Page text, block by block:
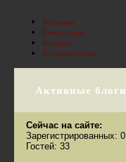
Фильмы
Режиссеры
Актеры
Пользователи
Активные блоги
Сейчас на сайте:
Зарегистрированных: 0
Гостей: 33